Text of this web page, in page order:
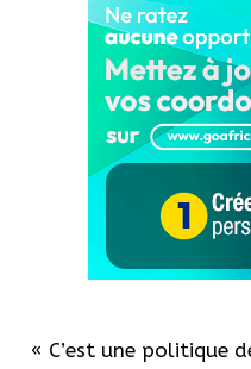
« C’est une politique